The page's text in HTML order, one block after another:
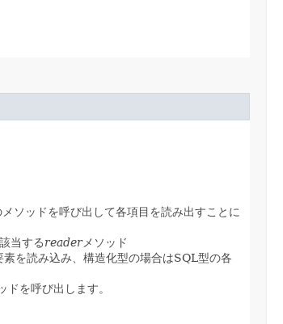
ソッドを呼び出して各項目を読み出すことに
当するreaderメソッド
を読み込み、構造化型の場合はSQL型の各
を呼び出します。